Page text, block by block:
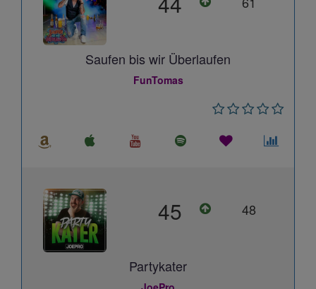
Saufen bis wir Überlaufen
FunTomas
45 48
Partykater